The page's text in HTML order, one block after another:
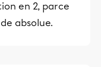
en 2, parce
absolue.